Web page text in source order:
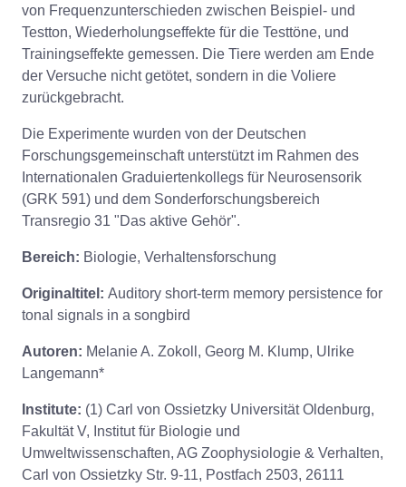
von Frequenzunterschieden zwischen Beispiel- und
Testton, Wiederholungseffekte für die Testtöne, und
Trainingseffekte gemessen. Die Tiere werden am Ende
der Versuche nicht getötet, sondern in die Voliere
zurückgebracht.
Die Experimente wurden von der Deutschen
Forschungsgemeinschaft unterstützt im Rahmen des
Internationalen Graduiertenkollegs für Neurosensorik
(GRK 591) und dem Sonderforschungsbereich
Transregio 31 "Das aktive Gehör".
Bereich: Biologie, Verhaltensforschung
Originaltitel: Auditory short-term memory persistence for
tonal signals in a songbird
Autoren: Melanie A. Zokoll, Georg M. Klump, Ulrike
Langemann*
Institute: (1) Carl von Ossietzky Universität Oldenburg,
Fakultät V, Institut für Biologie und
Umweltwissenschaften, AG Zoophysiologie & Verhalten,
Carl von Ossietzky Str. 9-11, Postfach 2503, 26111